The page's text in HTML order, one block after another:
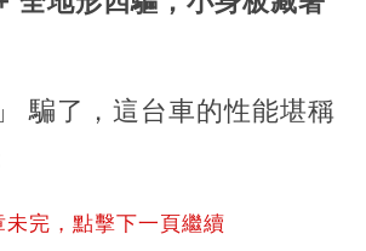
騙了，這台車的性能堪稱
未完，點擊下一頁繼續